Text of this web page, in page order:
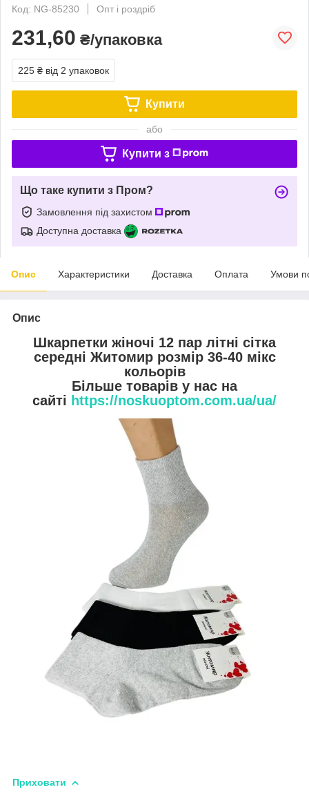
Код: NG-85230
Опт і роздріб
231,60 ₴/упаковка
225 ₴ від 2 упаковок
Купити
або
Купити з
Що таке купити з Пром?
Замовлення під захистом
Доступна доставка
Опис Характеристики Доставка Оплата Умови
Опис
Шкарпетки жіночі 12 пар літні сітка
середні Житомир розмір 36-40 мікс
кольорів
Більше товарів у нас на
сайті https://noskuoptom.com.ua/ua/
Приховати